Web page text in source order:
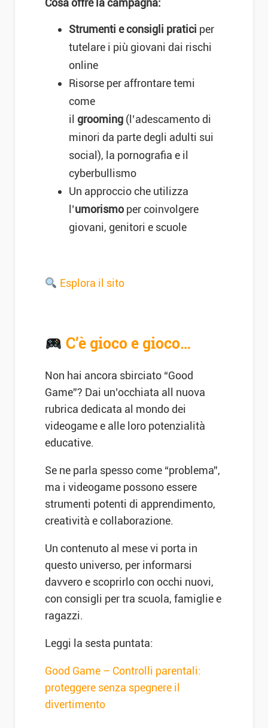
Cosa offre la campagna:
Strumenti e consigli pratici per
tutelare i più giovani dai rischi
online
Risorse per affrontare temi
come
il grooming (l’adescamento di
minori da parte degli adulti sui
social), la pornografia e il
cyberbullismo
Un approccio che utilizza
l’umorismo per coinvolgere
giovani, genitori e scuole
Esplora il sito
C’è gioco e gioco…
Non hai ancora sbirciato “Good
Game”? Dai un’occhiata all nuova
rubrica dedicata al mondo dei
videogame e alle loro potenzialità
educative.
Se ne parla spesso come “problema”,
ma i videogame possono essere
strumenti potenti di apprendimento,
creatività e collaborazione.
Un contenuto al mese vi porta in
questo universo, per informarsi
davvero e scoprirlo con occhi nuovi,
con consigli per tra scuola, famiglie e
ragazzi.
Leggi la sesta puntata:
Good Game – Controlli parentali:
proteggere senza spegnere il
divertimento